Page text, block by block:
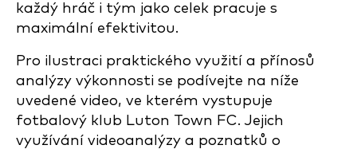
každý hráč i tým jako celek pracuje s
maximální efektivitou.
Pro ilustraci praktického využití a přínosů
analýzy výkonnosti se podívejte na níže
uvedené video, ve kterém vystupuje
fotbalový klub Luton Town FC. Jejich
využívání videoanalýzy a poznatků o